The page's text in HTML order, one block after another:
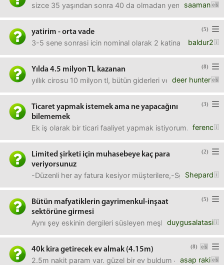
saaman
sizce 35 yaşından sonra 40 da olmadan yeni bir hayat
(5)
yatirim - orta vade
baldur2
3-5 sene sonrasi icin nominal olarak 2 katina ne
(8)
Yılda 4.5 milyon TL kazanan
deer hunter
yıllık cirosu 10 milyon tl, bütün giderleri ve ürün
(3)
Ticaret yapmak istemek ama ne yapacağını
bilememek
ferenc
Ek iş olarak bir ticari faaliyet yapmak istiyorum. Ama ne
(2)
Limited şirketi için muhasebeye kaç para
veriyorsunuz
Shepard
-Düzenli her ay fatura kesiyor müşterilere,-Sgk'sı olan
(5)
Bütün mafyatiklerin gayrimenkul-inşaat
sektörüne girmesi
duygusalatasi
Aynı şey eskinin dergileri süsleyen meşhur kadın
(8)
40k kira getirecek ev almak (4.15m)
asap raki
2.5m nakit param var. güzel bir ev buldum 4.15m istiyor.